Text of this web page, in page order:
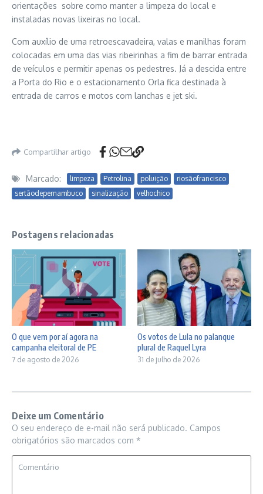
orientações sobre como manter a limpeza do local e
instaladas novas lixeiras no local.
Com auxílio de uma retroescavadeira, valas e manilhas foram
colocadas em uma das vias ribeirinhas a fim de barrar entrada
de veículos e permitir apenas os pedestres. Já a descida entre
a Porta do Rio e o estacionamento Orla fica destinada à
entrada de carros e motos com lanchas e jet ski.
Compartilhar artigo
Marcado: limpeza Petrolina poluição
riosãofrancisco
sertãodepernambuco
sinalização velhochico
Postagens relacionadas
O que vem por aí agora na
campanha eleitoral de PE
7 de agosto de 2026
Os votos de Lula no palanque
plural de Raquel Lyra
31 de julho de 2026
Deixe um Comentário
O seu endereço de e-mail não será publicado. Campos
obrigatórios são marcados com *